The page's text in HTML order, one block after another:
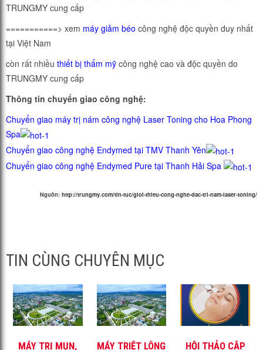
TRUNGMY cung cấp
===========> xem máy giảm béo công nghệ độc quyền duy nhất
tại Việt Nam
còn rất nhiều thiết bị thẩm mỹ công nghệ cao và độc quyền do
TRUNGMY cung cấp
Thông tin chuyển giao công nghệ:
Chuyển giao máy trị nám công nghệ Laser Toning cho Hoa Phong
Spa
Chuyển giao công nghệ Endymed tại TMV Thanh Yên
Chuyển giao công nghệ Endymed Pure tại Thanh Hải Spa
Nguồn: http://trungmy.com/tin-tuc/gioi-thieu-cong-nghe-dac-tri-nam-laser-toning/
TIN CÙNG CHUYÊN MỤC
MÁY TRỊ MỤN,
MÁY TRIỆT LÔNG
HỘI THẢO CẬP